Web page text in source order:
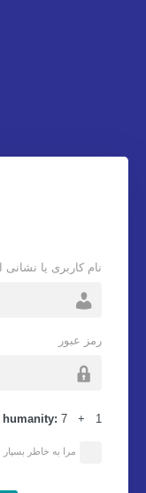
ورود
نام کاربری یا نشانی
رمز عبور
humanity: 7 + 1 =
مرا به خاطر بسپار